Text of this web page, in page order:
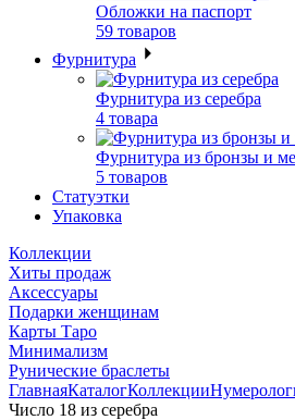
Обложки на паспорт
59 товаров
Фурнитура
Фурнитура из серебра
4 товара
Фурнитура из бронзы и
5 товаров
Статуэтки
Упаковка
Коллекции
Хиты продаж
Аксессуары
Подарки женщинам
Карты Таро
Минимализм
Рунические браслеты
ГлавнаяКаталогКоллекции
Число 18 из серебра